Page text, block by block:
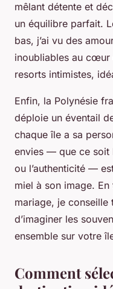
mêlant détente et
un équilibre parfait.
bas, j’ai vu des
inoubliables au cœur
resorts intimistes,
Enfin, la Polynésie
déploie un éventail
chaque île a sa
envies — que ce soit
ou l’authenticité —
miel à son image. En
mariage, je
d’imaginer les
ensemble sur votre
Comment